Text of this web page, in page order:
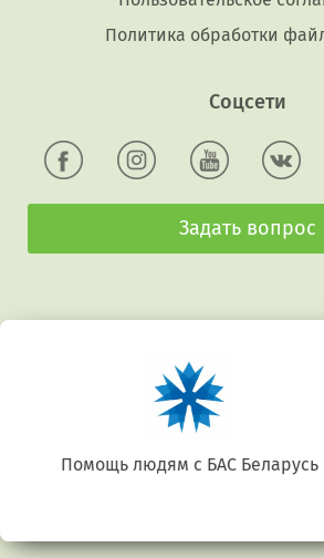
Политика обработки
Соцсети
Задать вопрос
Беларусь. Gluten free